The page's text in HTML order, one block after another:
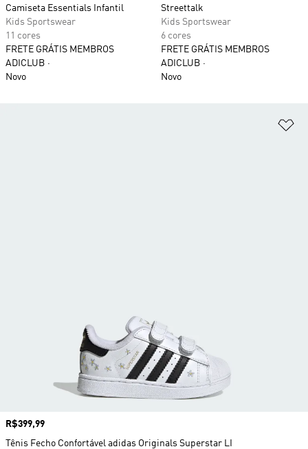
Camiseta Essentials Infantil
Kids Sportswear
11 cores
FRETE GRÁTIS MEMBROS
ADICLUB
Novo
Streettalk
Kids Sportswear
6 cores
FRETE GRÁTIS MEMBROS
ADICLUB
Novo
Preço
R$399,99
Tênis Fecho Confortável adidas Originals Superstar LI